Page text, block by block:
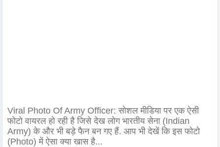
Viral Photo Of Army Officer: सोशल मीडिया पर एक ऐसी
फोटो वायरल हो रही है जिसे देख लोग भारतीय सेना (Indian
Army) के और भी बड़े फैन बन गए हैं. आप भी देखें कि इस फोटो
(Photo) में ऐसा क्या खास है...